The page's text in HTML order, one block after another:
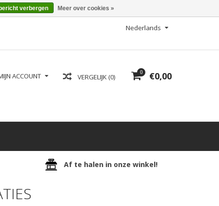
Nederlands
0 €0,00
VERGELIJK (0)
ACCOUNT
Af te halen in onze winkel!
verbergen Meer over cookies »